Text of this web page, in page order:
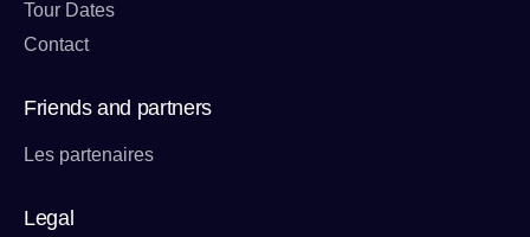
Tour Dates
Contact
Friends and partners
Les partenaires
Legal